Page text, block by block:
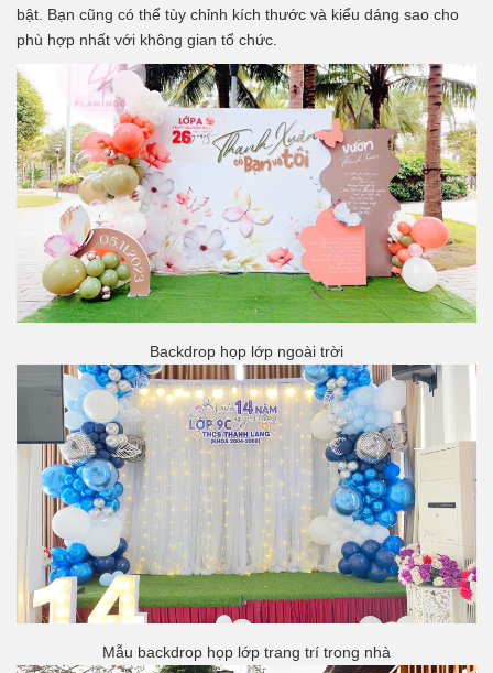
bật. Bạn cũng có thể tùy chỉnh kích thước và kiểu dáng sao cho
phù hợp nhất với không gian tổ chức.
Backdrop họp lớp ngoài trời
Mẫu backdrop họp lớp trang trí trong nhà